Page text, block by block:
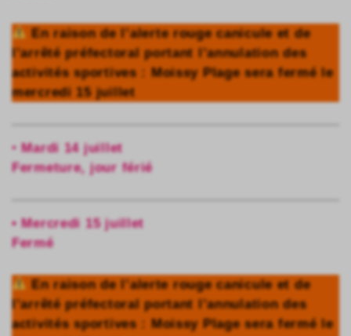
En raison de l’alerte rouge canicule et de
l’arrêté préfectoral portant l’annulation des
activités sportives : Moissy Plage sera fermé le
mercredi 15 juillet
•Mardi 14 juillet
Fermeture, jour férié
• Mercredi 15 juillet
Fermé
En raison de l’alerte rouge canicule et de
l’arrêté préfectoral portant l’annulation des
activités sportives : Moissy Plage sera fermé le